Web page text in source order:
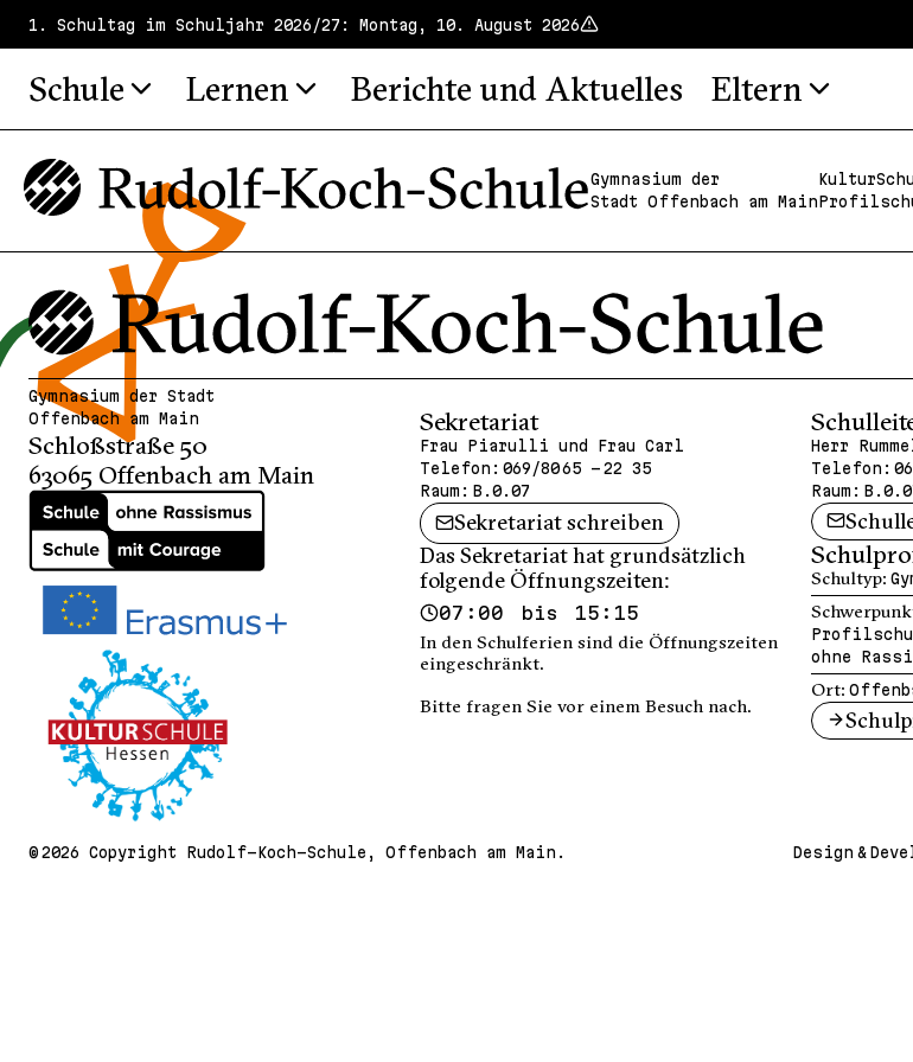
1. Schultag im Schuljahr 2026/27: Montag, 10. August 2026
Schule Lernen Berichte und Aktuelles Eltern
Gymnasium der
Stadt Offenbach am Main
Gymnasium der Stadt
Offenbach am Main
Schloßstraße 50
63065 Offenbach am Main
Sekretariat
Frau Piarulli und Frau Carl
Telefon: 069/80 65 - 22 35
Raum: B.0.07
Sekretariat schreiben
Das Sekretariat hat grundsätzlich
folgende Öffnungszeiten:
07:00 bis 15:15
In den Schulferien sind die Öffnungszeiten
eingeschränkt.
Bitte fragen Sie vor einem Besuch nach.
Herr
Telefon:
Raum:
Schultyp:
ohne
Ort:
© 2026 Copyright Rudolf-Koch-Schule, Offenbach am Main. Design &